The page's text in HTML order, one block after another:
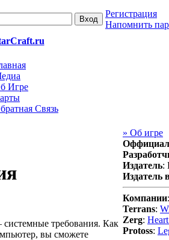
Регистрация
Напомнить
Игре
Связь
системные требования. Как
вы сможете
» Об игре
Издатель:
Издатель
Компании:
Terrans:
Zerg:
Protoss: